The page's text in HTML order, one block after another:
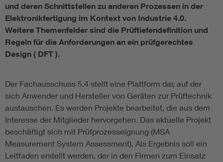
und deren Schnittstellen zu anderen Prozessen in der
Elektronikfertigung im Kontext von Industrie 4.0.
Weitere Themenfelder sind die Prüftiefendefinition und
Regeln für die Anforderungen an ein prüfgerechtes
Design ( DFT ).
Der Fachausschuss 5.4 stellt eine Plattform dar, auf der
sich Anwender und Hersteller von Geräten zur Prüftechnik
austauschen. Es werden Projekte bearbeitet, die aus dem
Interesse der Mitglieder hervorgehen. Das aktuelle Projekt
beschäftigt sich mit Prüfprozesseignung (MSA
Measurement System Assessment). Als Ergebnis soll ein
Leitfaden erstellt werden, der in den Firmen zum Einsatz